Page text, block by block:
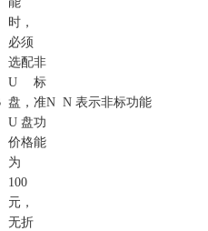
时，
必须
选配
U
盘，
U 盘
价格
为
100
元，
无折
非
标
准
功
能
N N 表示非标功能